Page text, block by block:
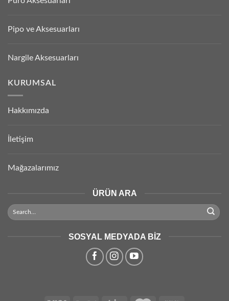
Pipo ve Aksesuarları
Nargile Aksesuarları
KURUMSAL
Hakkımızda
İletişim
Mağazalarımız
ÜRÜN ARA
SOSYAL MEDYADA BIZ